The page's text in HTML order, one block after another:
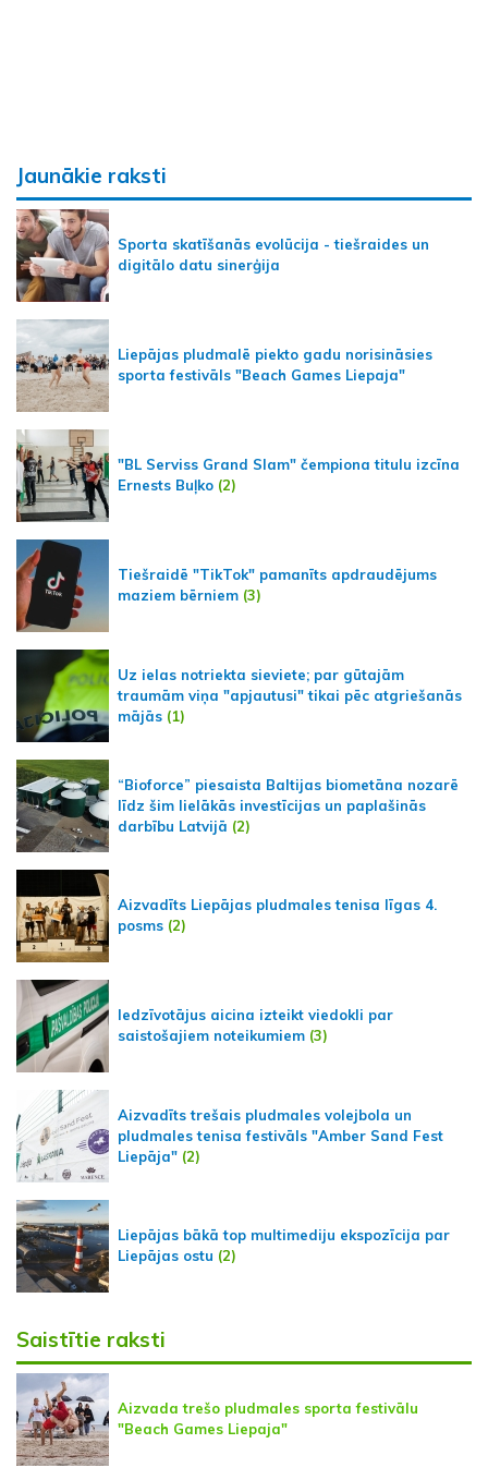
Jaunākie raksti
Sporta skatīšanās evolūcija - tiešraides un
digitālo datu sinerģija
Liepājas pludmalē piekto gadu norisināsies
sporta festivāls "Beach Games Liepaja"
"BL Serviss Grand Slam" čempiona titulu izcīna
Ernests Buļko (2)
Tiešraidē "TikTok" pamanīts apdraudējums
maziem bērniem (3)
Uz ielas notriekta sieviete; par gūtajām
traumām viņa "apjautusi" tikai pēc atgriešanās
mājās (1)
“Bioforce” piesaista Baltijas biometāna nozarē
līdz šim lielākās investīcijas un paplašinās
darbību Latvijā (2)
Aizvadīts Liepājas pludmales tenisa līgas 4.
posms (2)
Iedzīvotājus aicina izteikt viedokli par
saistošajiem noteikumiem (3)
Aizvadīts trešais pludmales volejbola un
pludmales tenisa festivāls "Amber Sand Fest
Liepāja" (2)
Liepājas bākā top multimediju ekspozīcija par
Liepājas ostu (2)
Saistītie raksti
Aizvada trešo pludmales sporta festivālu
"Beach Games Liepaja"